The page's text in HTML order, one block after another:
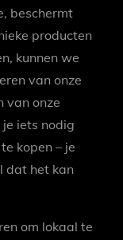
beschermt
producten
kunnen we
van onze
van onze
iets nodig
kopen – je
dat het kan
om lokaal te